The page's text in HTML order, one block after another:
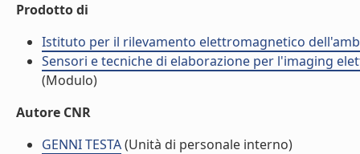
Prodotto di
Istituto per il rilevamento elettromagnetico
Sensori e tecniche di elaborazione per l'imaging
(Modulo)
Autore CNR
GENNI TESTA(Unità di personale interno)